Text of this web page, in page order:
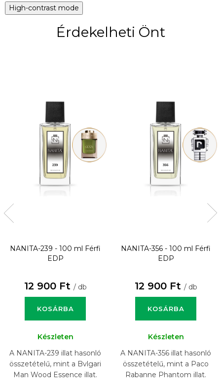
High-contrast mode
Érdekelheti Önt
NANITA-239 - 100 ml
Férfi
EDP
12 900 Ft / db
KOSÁRBA
Készleten
A NANITA-239 illat hasonló
összetételű, mint a Bvlgari
Man Wood Essence illat.
NANITA-356 - 100 ml
Férfi
EDP
12 900 Ft / db
KOSÁRBA
Készleten
A NANITA-356 illat hasonló
összetételű, mint a Paco
Rabanne Phantom illat.